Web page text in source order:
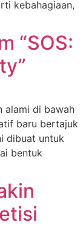
kebahagiaan,
“SOS:
alami di bawah
baru bertajuk
dibuat untuk
bentuk